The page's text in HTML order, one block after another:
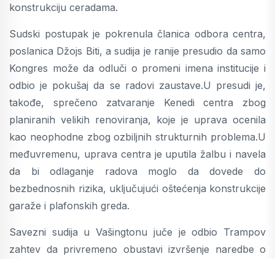
konstrukciju ceradama.
Sudski postupak je pokrenula članica odbora centra,
poslanica Džojs Biti, a sudija je ranije presudio da samo
Kongres može da odluči o promeni imena institucije i
odbio je pokušaj da se radovi zaustave.U presudi je,
takođe, sprečeno zatvaranje Kenedi centra zbog
planiranih velikih renoviranja, koje je uprava ocenila
kao neophodne zbog ozbiljnih strukturnih problema.U
međuvremenu, uprava centra je uputila žalbu i navela
da bi odlaganje radova moglo da dovede do
bezbednosnih rizika, uključujući oštećenja konstrukcije
garaže i plafonskih greda.
Savezni sudija u Vašingtonu juče je odbio Trampov
zahtev da privremeno obustavi izvršenje naredbe o